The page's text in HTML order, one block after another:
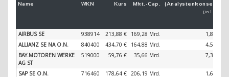
Name WKN Kurs Mkt.-Cap.
(Analystenkonsens)
[in 1 Jahr]
AIRBUS SE 938914 213,88 € 169,28 Mrd.
1,86 %
ALLIANZ SE NA O.N.
840400 434,70 € 164,88 Mrd.
4,59 %
BAY.MOTOREN WERKE
AG ST
519000 59,76 € 35,66 Mrd. 7,36 %
SAP SE O.N. 716460 178,64 € 206,19 Mrd.
1,63 %